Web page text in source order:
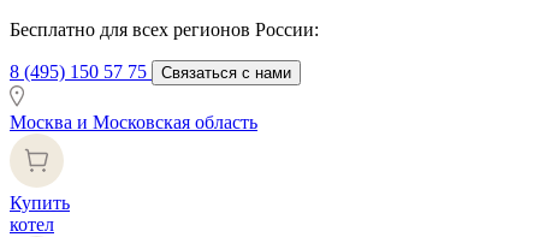
Бесплатно для всех регионов России:
8 (495) 150 57 75 Связаться с нами
Москва и Московская область
Купить
котел